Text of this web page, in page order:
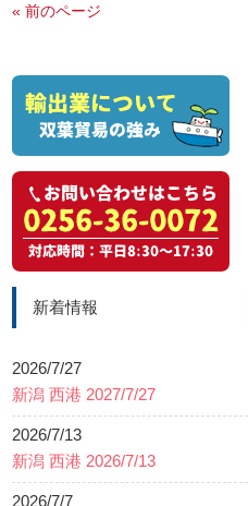
« 前のページ
新着情報
2026/7/27
新潟 西港 2027/7/27
2026/7/13
新潟 西港 2026/7/13
2026/7/7